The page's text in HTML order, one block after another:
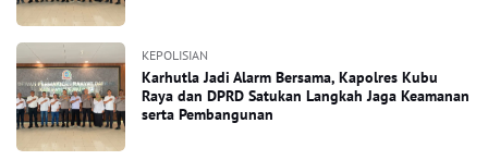
KEPOLISIAN
Karhutla Jadi Alarm Bersama, Kapolres Kubu
Raya dan DPRD Satukan Langkah Jaga Keamanan
serta Pembangunan